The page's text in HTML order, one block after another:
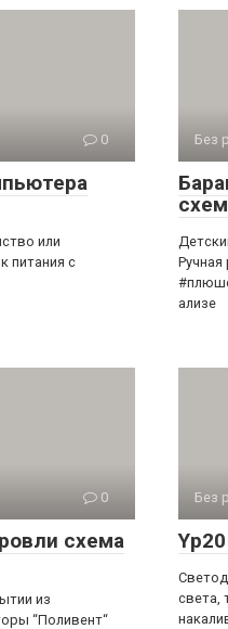
0
или
питания с
Без
ализе
0
схема
из
“Поливент“
Без
света,